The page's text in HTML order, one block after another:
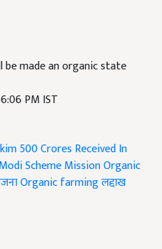
be made an organic state
PM IST
500 Crores Received In
Modi SchemeMission Organic
Organic farmingलद्दाख